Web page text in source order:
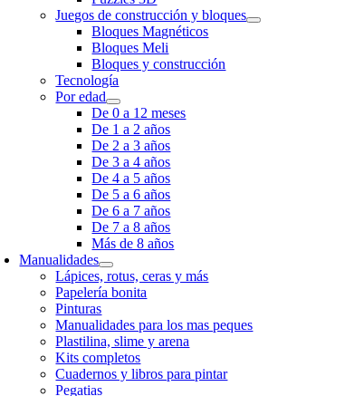
Juegos de construcción y bloques
Bloques Magnéticos
Bloques Meli
Bloques y construcción
Tecnología
Por edad
De 0 a 12 meses
De 1 a 2 años
De 2 a 3 años
De 3 a 4 años
De 4 a 5 años
De 5 a 6 años
De 6 a 7 años
De 7 a 8 años
Más de 8 años
Manualidades
Lápices, rotus, ceras y más
Papelería bonita
Pinturas
Manualidades para los mas peques
Plastilina, slime y arena
Kits completos
Cuadernos y libros para pintar
Pegatias